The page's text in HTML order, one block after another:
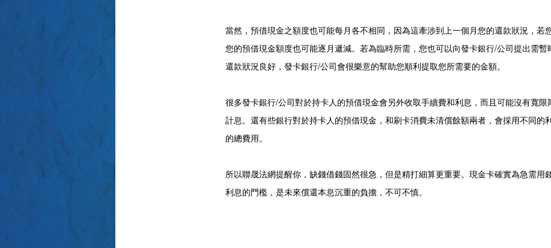
當然，預借現金之額度也可能每月各不相同，因為這牽涉到上一個月您的還款狀況，若
您的預借現金額度也可能逐月遞減。若為臨時所需，您也可以向發卡銀行/公司提出需
還款狀況良好，發卡銀行/公司會很樂意的幫助您順利提取您所需要的金額。
很多發卡銀行/公司對於持卡人的預借現金會另外收取手續費和利息，而且可能沒有寬
計息。還有些銀行對於持卡人的預借現金，和刷卡消費未清償餘額兩者，會採用不同的
的總費用。
所以聯晟法網提醒你，缺錢借錢固然很急，但是精打細算更重要。現金卡確實為急需用
利息的門檻，是未來償還本息沉重的負擔，不可不慎。